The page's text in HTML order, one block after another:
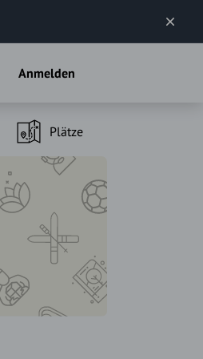
Anmelden
Plätze